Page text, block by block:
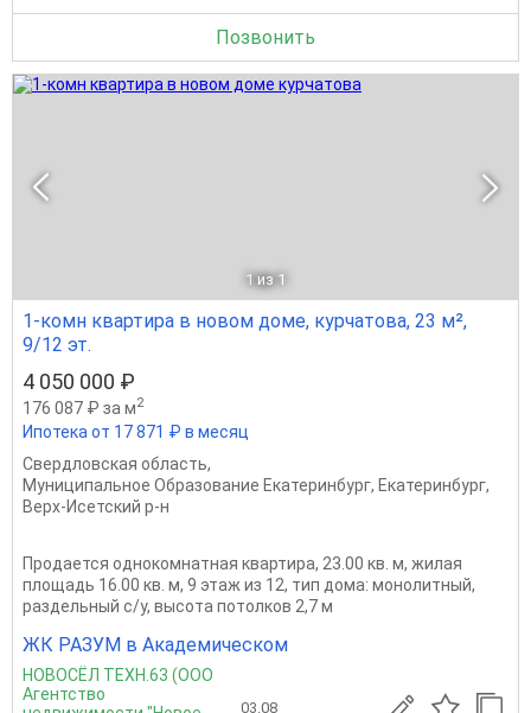
Позвонить
1 из 1
1-комн квартира в новом доме, курчатова, 23 м²,
9/12 эт.
4 050 000 ₽
176 087 ₽ за м2
Ипотека от 17 871 ₽ в месяц
Свердловская область,
Муниципальное Образование Екатеринбург, Екатеринбург,
Верх-Исетский р-н
Продается однокомнатная квартира, 23.00 кв. м, жилая
площадь 16.00 кв. м, 9 этаж из 12, тип дома: монолитный,
раздельный с/у, высота потолков 2,7 м
ЖК РАЗУМ в Академическом
НОВОСЁЛ ТЕХН.63 (ООО
Агентство
03.08